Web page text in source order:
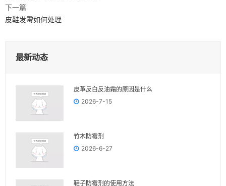
下一篇
皮鞋发霉如何处理
最新动态
皮革反白反油霜的原因是什么
2026-7-15
竹木防霉剂
2026-6-27
鞋子防霉剂的使用方法